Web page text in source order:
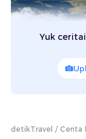
Yuk
detikTravel Cerita